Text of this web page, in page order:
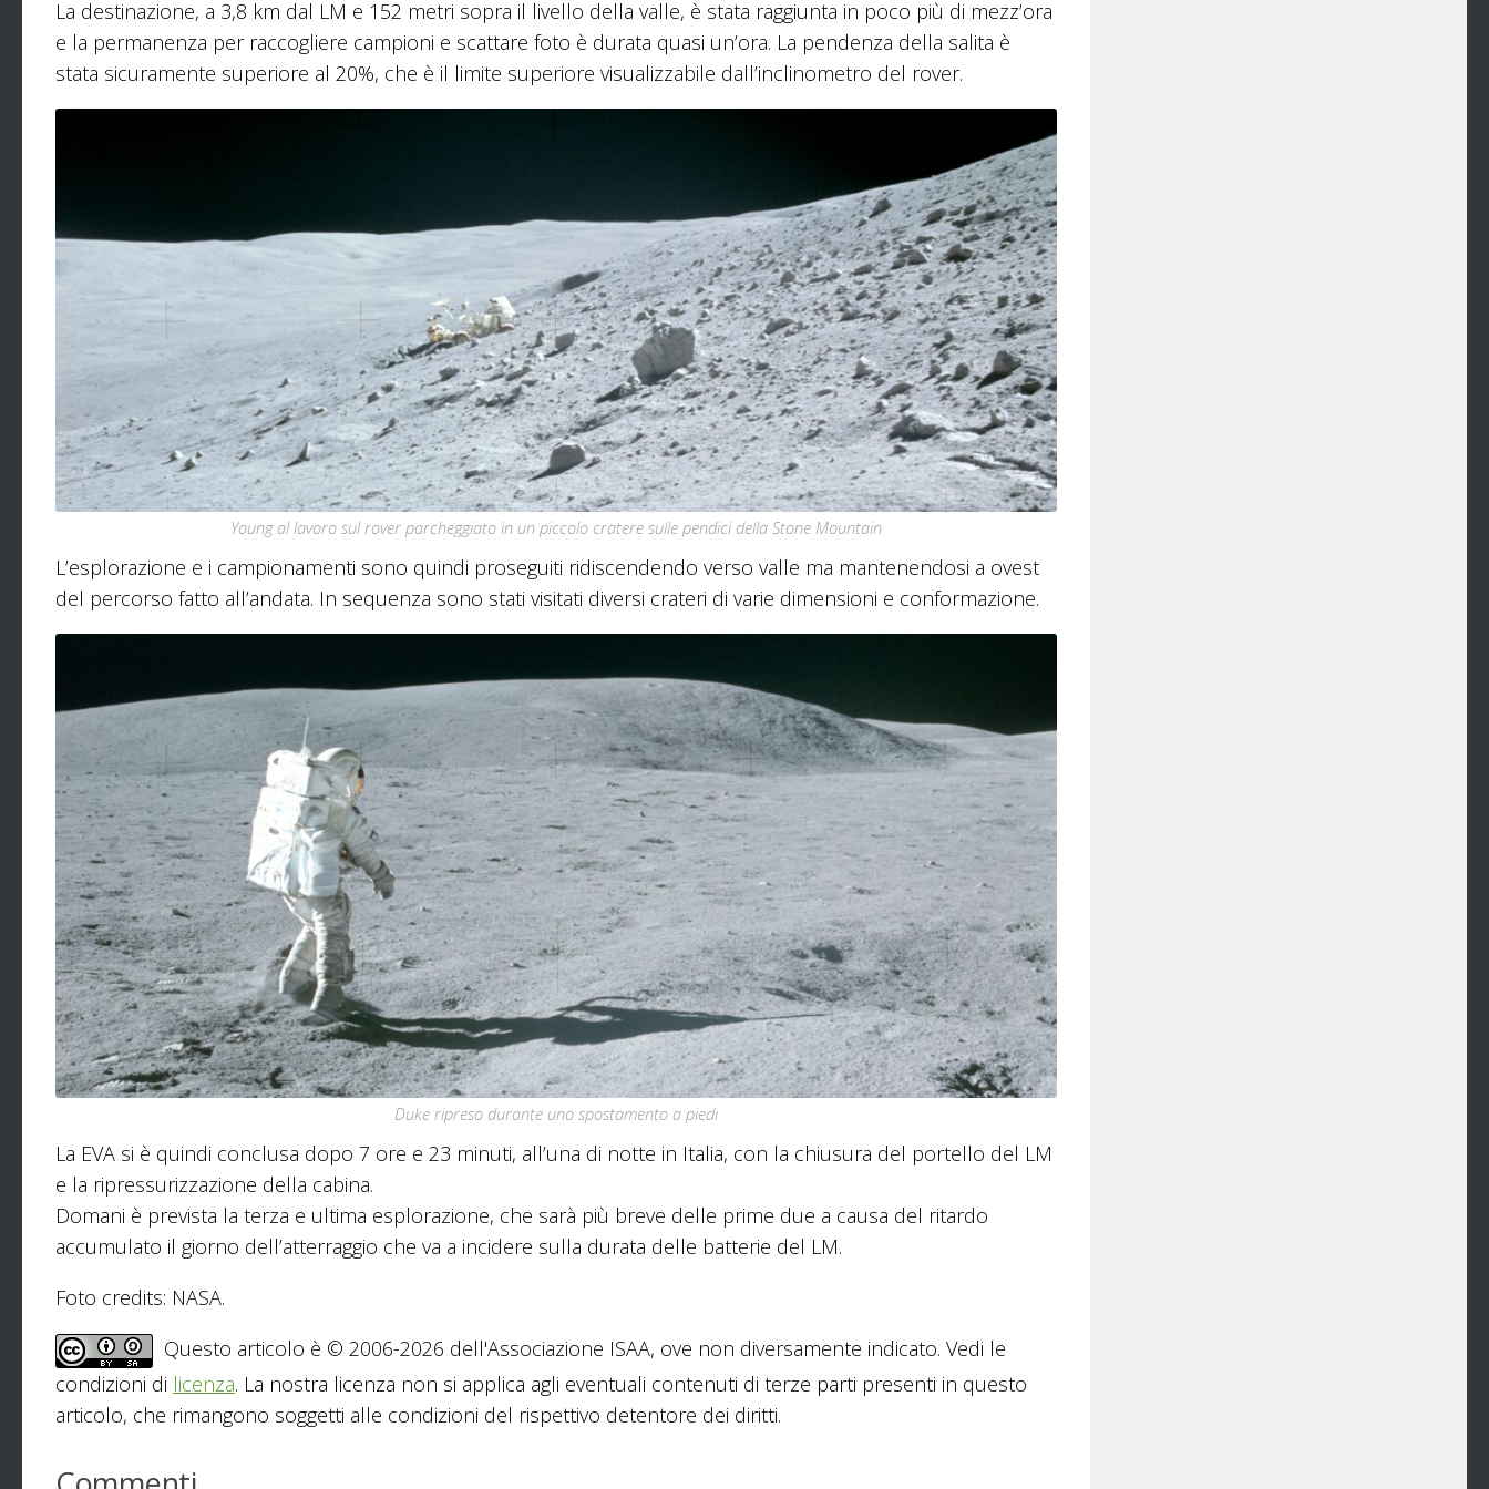
La destinazione, a 3,8 km dal LM e 152 metri sopra il livello della valle, è stata raggiunta in poco più di mezz’ora
e la permanenza per raccogliere campioni e scattare foto è durata quasi un’ora. La pendenza della salita è
stata sicuramente superiore al 20%, che è il limite superiore visualizzabile dall’inclinometro del rover.
Young al lavoro sul rover parcheggiato in un piccolo cratere sulle pendici della Stone Mountain
L’esplorazione e i campionamenti sono quindi proseguiti ridiscendendo verso valle ma mantenendosi a ovest
del percorso fatto all’andata. In sequenza sono stati visitati diversi crateri di varie dimensioni e conformazione.
Duke ripreso durante uno spostamento a piedi
La EVA si è quindi conclusa dopo 7 ore e 23 minuti, all’una di notte in Italia, con la chiusura del portello del LM
e la ripressurizzazione della cabina.
Domani è prevista la terza e ultima esplorazione, che sarà più breve delle prime due a causa del ritardo
accumulato il giorno dell’atterraggio che va a incidere sulla durata delle batterie del LM.
Foto credits: NASA.
Questo articolo è © 2006-2026 dell'Associazione ISAA, ove non diversamente indicato. Vedi le
condizioni di licenza. La nostra licenza non si applica agli eventuali contenuti di terze parti presenti in questo
articolo, che rimangono soggetti alle condizioni del rispettivo detentore dei diritti.